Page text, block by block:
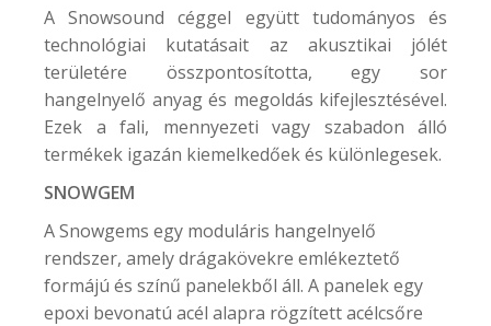
A Snowsound céggel együtt tudományos és
technológiai kutatásait az akusztikai jólét
területére összpontosította, egy sor
hangelnyelő anyag és megoldás kifejlesztésével.
Ezek a fali, mennyezeti vagy szabadon álló
termékek igazán kiemelkedőek és különlegesek.
SNOWGEM
A Snowgems egy moduláris hangelnyelő
rendszer, amely drágakövekre emlékeztető
formájú és színű panelekből áll. A panelek egy
epoxi bevonatú acél alapra rögzített acélcsőre